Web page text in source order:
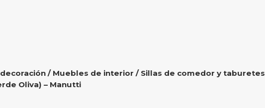
/ Muebles de interior / Sillas de comedor y taburetes
Oliva) – Manutti